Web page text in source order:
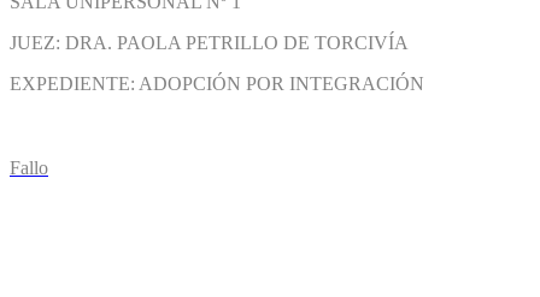
JUEZ: DRA. PAOLA PETRILLO DE TORCIVÍA
EXPEDIENTE: ADOPCIÓN POR INTEGRACIÓN
Fallo